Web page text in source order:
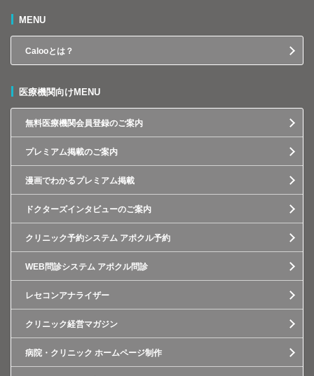
MENU
Calooとは？
医療機関向けMENU
無料医療機関会員登録のご案内
プレミアム掲載のご案内
漫画でわかるプレミアム掲載
ドクターズインタビューのご案内
クリニック予約システム アポクル予約
WEB問診システム アポクル問診
レセコンアナライザー
クリニック経営マガジン
病院・クリニック ホームページ制作